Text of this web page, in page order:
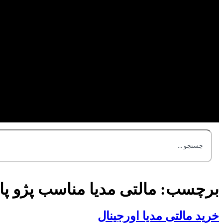
برچسب: مالتی مدیا مناسب پژو
خرید مالتی مدیا اورجینال